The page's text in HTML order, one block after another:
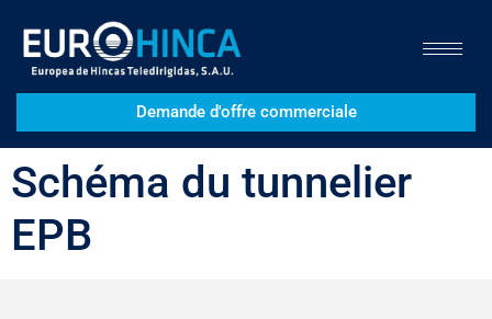
Demande d'offre commerciale
Schéma du tunnelier
EPB